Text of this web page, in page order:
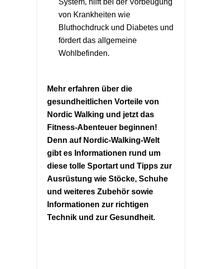
System, hilft bei der Vorbeugung
von Krankheiten wie
Bluthochdruck und Diabetes und
fördert das allgemeine
Wohlbefinden.
Mehr erfahren über die
gesundheitlichen Vorteile von
Nordic Walking und jetzt das
Fitness-Abenteuer beginnen!
Denn auf Nordic-Walking-Welt
gibt es Informationen rund um
diese tolle Sportart und Tipps zur
Ausrüstung wie Stöcke, Schuhe
und weiteres Zubehör sowie
Informationen zur richtigen
Technik und zur Gesundheit.